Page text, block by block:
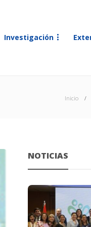
Investigación
Inicio
NOTICIAS